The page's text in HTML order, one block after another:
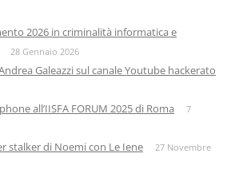
2026 in criminalità informatica e
28 Gennaio 2026
Galeazzi sul canale Youtube hackerato
all’IISFA FORUM 2025 di Roma
7
stalker di Noemi con Le Iene
27 Novembre